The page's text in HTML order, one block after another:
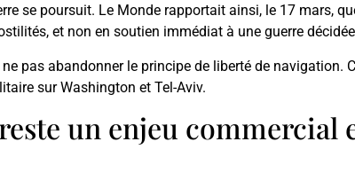
se poursuit. Le Monde rapportait ainsi, le 17 mars,
et non en soutien immédiat à une guerre
pas abandonner le principe de liberté de navigation.
sur Washington et Tel-Aviv.
un enjeu commercial